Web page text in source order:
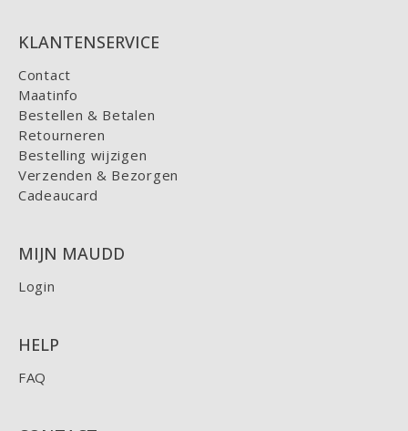
KLANTENSERVICE
Contact
Maatinfo
Bestellen & Betalen
Retourneren
Bestelling wijzigen
Verzenden & Bezorgen
Cadeaucard
MIJN MAUDD
Login
HELP
FAQ